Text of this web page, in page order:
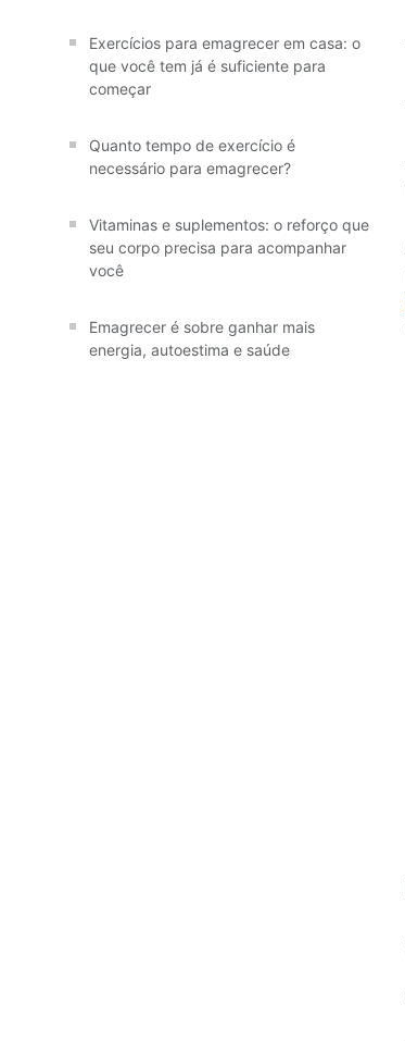
Exercícios para emagrecer em casa: o
que você tem já é suficiente para
começar
Quanto tempo de exercício é
necessário para emagrecer?
Vitaminas e suplementos: o reforço que
seu corpo precisa para acompanhar
você
Emagrecer é sobre ganhar mais
energia, autoestima e saúde